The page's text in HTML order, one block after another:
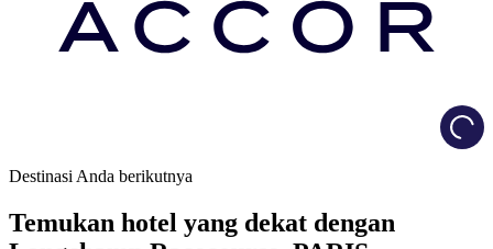
Destinasi Anda berikutnya
Temukan hotel yang dekat dengan